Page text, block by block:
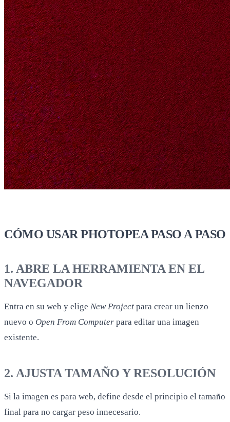
CÓMO USAR PHOTOPEA PASO A PASO
1. ABRE LA HERRAMIENTA EN EL
NAVEGADOR
Entra en su web y elige New Project para crear un lienzo
nuevo o Open From Computer para editar una imagen
existente.
2. AJUSTA TAMAÑO Y RESOLUCIÓN
Si la imagen es para web, define desde el principio el tamaño
final para no cargar peso innecesario.